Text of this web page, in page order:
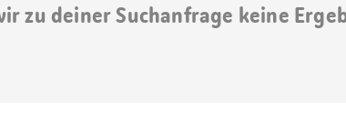
zu deiner Suchanfrage keine